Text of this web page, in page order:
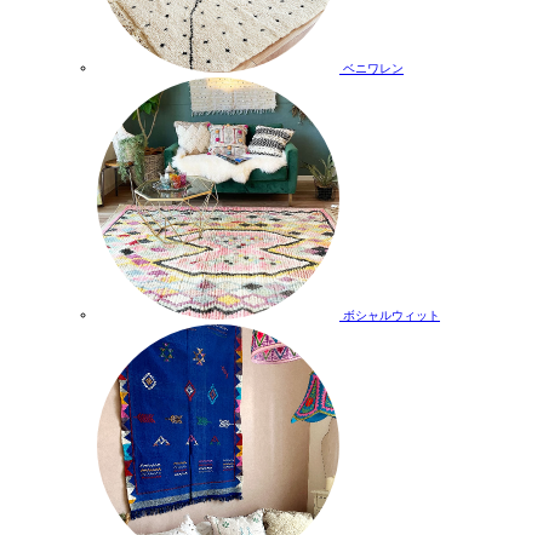
ベニワレン
ボシャルウィット